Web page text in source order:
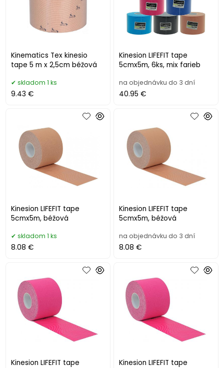
Kinematics Tex kinesio
tape 5 m x 2,5cm béžová
skladom 1 ks
9.43 €
Kinesion LIFEFIT tape
5cmx5m, 6ks, mix farieb
na objednávku do 3 dní
40.95 €
Kinesion LIFEFIT tape
5cmx5m, béžová
skladom 1 ks
8.08 €
Kinesion LIFEFIT tape
5cmx5m, béžová
na objednávku do 3 dní
8.08 €
Kinesion LIFEFIT tape
Kinesion LIFEFIT tape